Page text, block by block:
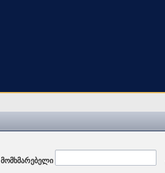
მომხმარებელი